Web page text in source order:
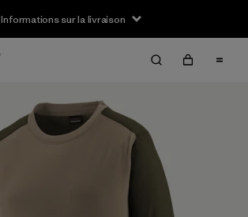
Informations sur la livraison